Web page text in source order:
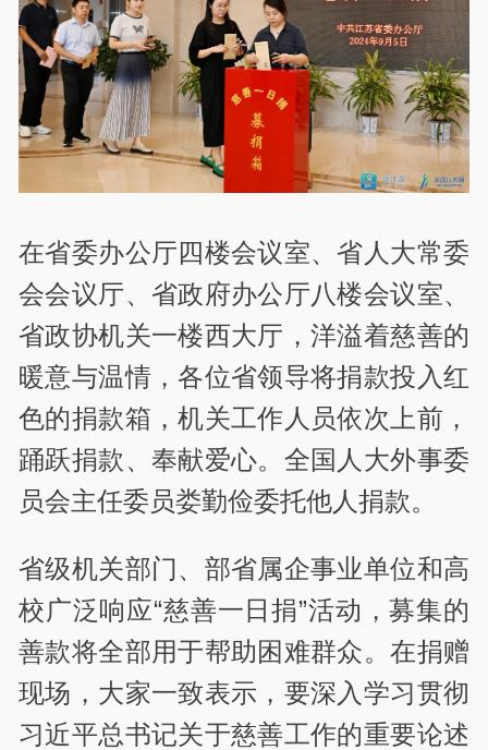
在省委办公厅四楼会议室、省人大常委
会会议厅、省政府办公厅八楼会议室、
省政协机关一楼西大厅，洋溢着慈善的
暖意与温情，各位省领导将捐款投入红
色的捐款箱，机关工作人员依次上前，
踊跃捐款、奉献爱心。全国人大外事委
员会主任委员娄勤俭委托他人捐款。
省级机关部门、部省属企事业单位和高
校广泛响应“慈善一日捐”活动，募集的
善款将全部用于帮助困难群众。在捐赠
现场，大家一致表示，要深入学习贯彻
习近平总书记关于慈善工作的重要论述